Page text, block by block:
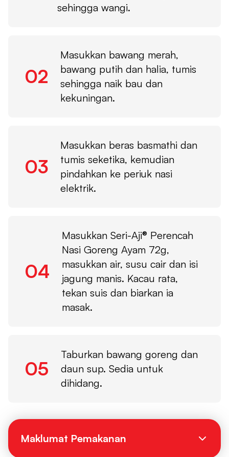
sehingga wangi.
02
Masukkan bawang merah,
bawang putih dan halia, tumis
sehingga naik bau dan
kekuningan.
03
Masukkan beras basmathi dan
tumis seketika, kemudian
pindahkan ke periuk nasi
elektrik.
04
Masukkan Seri-Aji® Perencah
Nasi Goreng Ayam 72g,
masukkan air, susu cair dan isi
jagung manis. Kacau rata,
tekan suis dan biarkan ia
masak.
05
Taburkan bawang goreng dan
daun sup. Sedia untuk
dihidang.
Maklumat Pemakanan